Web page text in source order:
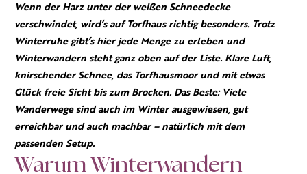
Wenn der Harz unter der weißen Schneedecke
verschwindet, wird’s auf Torfhaus richtig besonders. Trotz
Winterruhe gibt’s hier jede Menge zu erleben und
Winterwandern steht ganz oben auf der Liste. Klare Luft,
knirschender Schnee, das Torfhausmoor und mit etwas
Glück freie Sicht bis zum Brocken. Das Beste: Viele
Wanderwege sind auch im Winter ausgewiesen, gut
erreichbar und auch machbar – natürlich mit dem
passenden Setup.
Warum Winterwandern